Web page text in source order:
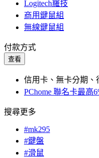
Logitech羅技
商用鍵鼠組
無線鍵鼠組
付款方式
查看
信用卡、無卡分期、
PChome 聯名卡最高
搜尋更多
#mk295
#鍵盤
#滑鼠